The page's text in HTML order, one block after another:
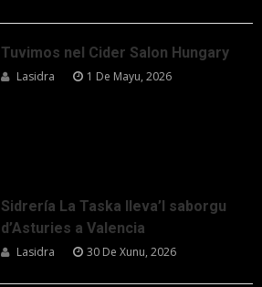
Tuvimos nel Cider Salon Hungary
Lasidra 1 De Mayu, 2026
Sidrería La Taska lleva’l saborgu
d’Asturies a Valencia
Lasidra 30 De Xunu, 2026